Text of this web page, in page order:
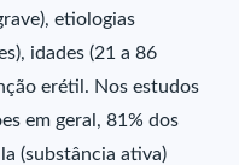
etiologias
idades (21 a 86
erétil. Nos estudos
em geral, 81% dos
(substância ativa)